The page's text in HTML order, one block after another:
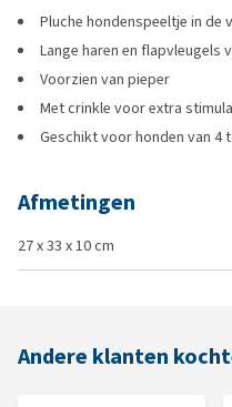
Pluche hondenspeeltje in de
Lange haren en flapvleugels
Voorzien van pieper
Met crinkle voor extra
Geschikt voor honden van 4
Afmetingen
27 x 33 x 10 cm
Andere klanten